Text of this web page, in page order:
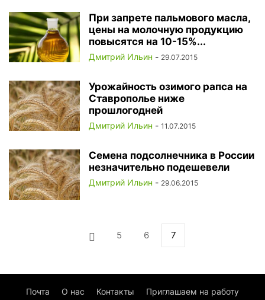
При запрете пальмового масла,
цены на молочную продукцию
повысятся на 10-15%...
Дмитрий Ильин - 29.07.2015
Урожайность озимого рапса на
Ставрополье ниже
прошлогодней
Дмитрий Ильин - 11.07.2015
Семена подсолнечника в России
незначительно подешевели
Дмитрий Ильин - 29.06.2015
5 6 7
Почта О нас Контакты Приглашаем на работу